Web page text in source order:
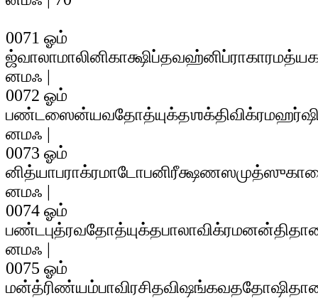
0071 ஓம்
னமஃ |
0072 ஓம்
னமஃ |
0073 ஓம்
னமஃ |
0074 ஓம்
னமஃ |
0075 ஓம்